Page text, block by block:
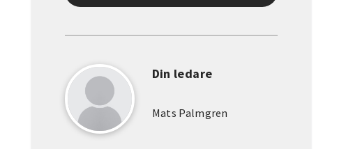
Din ledare
Mats Palmgren